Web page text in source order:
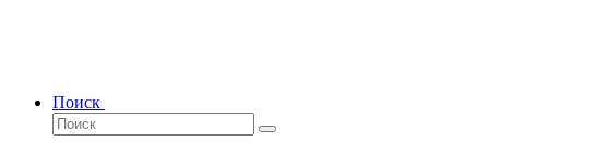
Поиск